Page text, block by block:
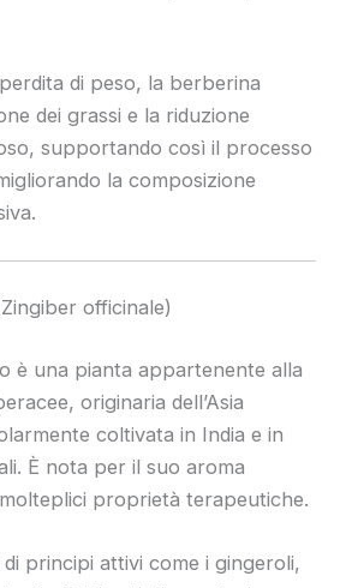
di peso, la berberina
dei grassi e la riduzione
supportando così il processo
la composizione
officinale)
è una pianta appartenente alla
originaria dell’Asia
coltivata in India e in
È nota per il suo aroma
proprietà terapeutiche.
principi attivi come i gingeroli,